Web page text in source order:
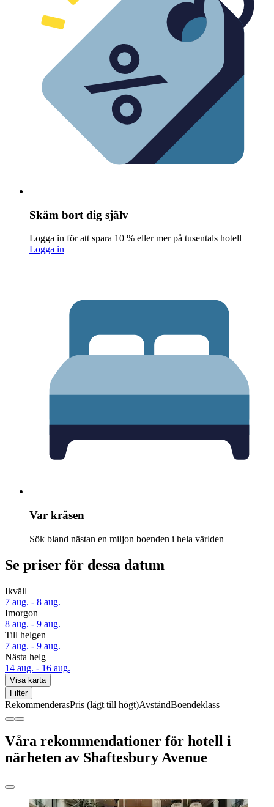
Skäm bort dig själv
Logga in för att spara 10 % eller mer på tusentals hotell
Logga in
Var kräsen
Sök bland nästan en miljon boenden i hela världen
Se priser för dessa datum
Ikväll
7 aug. - 8 aug.
Imorgon
8 aug. - 9 aug.
Till helgen
7 aug. - 9 aug.
Nästa helg
14 aug. - 16 aug.
Visa karta
Filter
RekommenderasPris (lågt till högt)AvståndBoendeklass
Våra rekommendationer för hotell i
närheten av Shaftesbury Avenue